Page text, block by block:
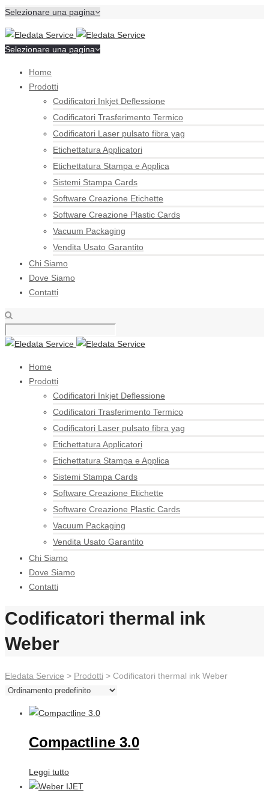
Selezionare una pagina
Selezionare una pagina
Home
Prodotti
Codificatori Inkjet Deflessione
Codificatori Trasferimento Termico
Codificatori Laser pulsato fibra yag
Etichettatura Applicatori
Etichettatura Stampa e Applica
Sistemi Stampa Cards
Software Creazione Etichette
Software Creazione Plastic Cards
Vacuum Packaging
Vendita Usato Garantito
Chi Siamo
Dove Siamo
Contatti
Home
Prodotti
Codificatori Inkjet Deflessione
Codificatori Trasferimento Termico
Codificatori Laser pulsato fibra yag
Etichettatura Applicatori
Etichettatura Stampa e Applica
Sistemi Stampa Cards
Software Creazione Etichette
Software Creazione Plastic Cards
Vacuum Packaging
Vendita Usato Garantito
Chi Siamo
Dove Siamo
Contatti
Codificatori thermal ink
Weber
Eledata Service > Prodotti > Codificatori thermal ink Weber
Compactline 3.0
Leggi tutto